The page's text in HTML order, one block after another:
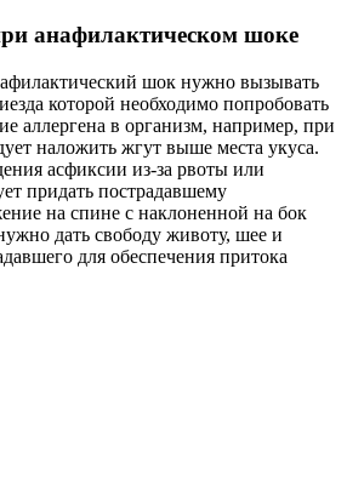
анафилактическом шоке
шок нужно вызывать
которой необходимо попробовать
аллергена в организм, например, при
наложить жгут выше места укуса.
асфиксии из-за рвоты или
придать пострадавшему
на спине с наклоненной на бок
дать свободу животу, шее и
для обеспечения притока